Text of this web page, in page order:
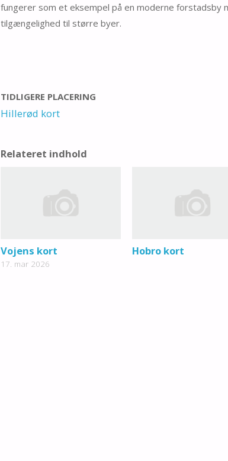
fungerer som et eksempel på en moderne forstadsby
tilgængelighed til større byer.
TIDLIGERE PLACERING
Hillerød kort
Relateret indhold
Vojens kort
17. mar 2026
Hobro kort